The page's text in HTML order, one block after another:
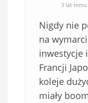
3 lat temu
Nigdy nie
na
inwestycje
Francji
koleje
miały